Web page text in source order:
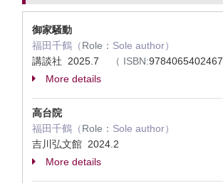
御家騒動
福田千鶴（Role： Sole author）
講談社 2025.7
（ ISBN:9784065402467
More details
高台院
福田千鶴（Role： Sole author）
吉川弘文館 2024.2
More details